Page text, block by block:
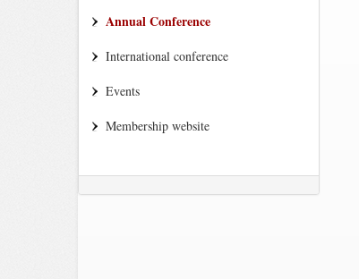
Annual Conference
International conference
Events
Membership website